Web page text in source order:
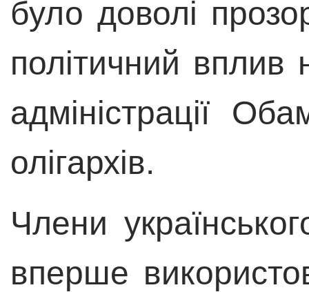
було доволі
політичний вплив
адміністрації
олігархів.
Члени
вперше